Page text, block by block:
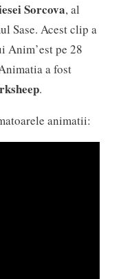
Sorcova, al
Sase. Acest clip a
Anim’est pe 28
a fost
.
animatii: